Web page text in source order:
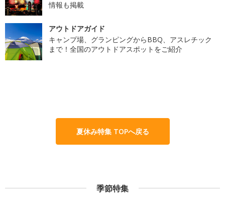
情報も掲載
アウトドアガイド
キャンプ場、グランピングからBBQ、アスレチック
まで！全国のアウトドアスポットをご紹介
夏休み特集 TOPへ戻る
季節特集